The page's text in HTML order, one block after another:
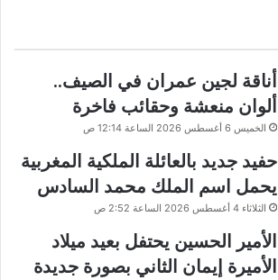
أناقة لجين عمران في الصيف..
ألوان منعشة وحقائب فاخرة
الخميس 6 أغسطس 2026 الساعة 12:14 ص
حفيد جديد بالعائلة الملكية المغربية
يحمل اسم الملك محمد السادس
الثلاثاء 4 أغسطس 2026 الساعة 2:52 ص
الأمير الحسين يحتفل بعيد ميلاد
الأميرة إيمان الثاني بصورة جديدة